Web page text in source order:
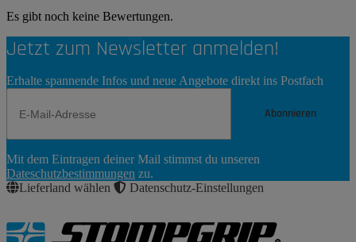
Es gibt noch keine Bewertungen.
Jetzt zum Newsletter anmelden!
Erhalte spannende Infos und neue Angebote direkt ins Postfach
Abonnieren
Abonnieren
Mit dem Eintragen deiner Mail stimmst du unseren
Dateschutzbestimmungen zu.
Lieferland wählen
Datenschutz-Einstellungen